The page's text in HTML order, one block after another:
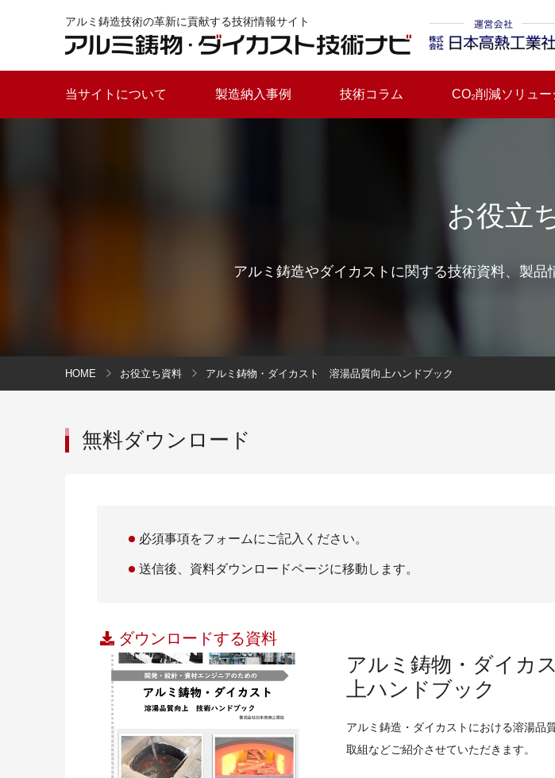
アルミ鋳造技術の革新に貢献する技術情報サイト
当サイトについて 製造納入事例 技術コラム CO₂削減ソリュー
お役立
アルミ鋳造やダイカストに関する技術資料、製
HOME お役立ち資料 アルミ鋳物・ダイカスト 溶湯品質向上ハンドブック
無料ダウンロード
必須事項をフォームにご記入ください。
送信後、資料ダウンロードページに移動します。
ダウンロードする資料
アルミ鋳物・ダイカ
上ハンドブック
アルミ鋳造・ダイカストにおける溶湯品
取組などご紹介させていただきます。